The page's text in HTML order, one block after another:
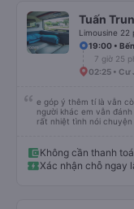
Tuấn
Limousine 22
19:00 •
7 giờ 25
02:25 • Cư
e góp ý thêm tí là vẫn
người khác em vẫn đánh giá về chất lượng nhà xe và bạn nhân viên phục vụ
rất nhiệt tình nói
Không cần thanh
Xác nhận chỗ ngay